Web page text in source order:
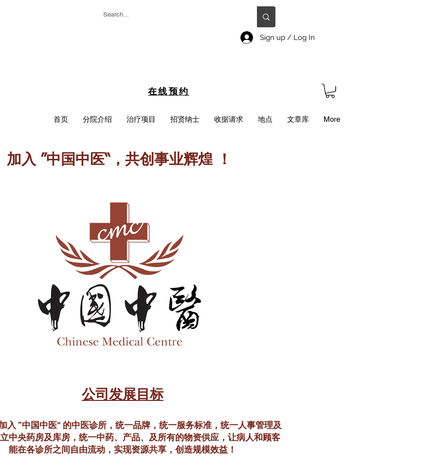
Sign up / Log In
在线预约
首页 分院介绍 治疗项目 招贤纳士 收据请求 地点 文章库 More
加入 ”中国中医“，共创事业辉煌 ！
公司发展目标
入 ”中国中医“ 的中医诊所，统一品牌，统一服务标准，统一人事管理及
中央药房及库房，统一中药、产品、及所有的物资供应，让病人和顾客
能在各诊所之间自由流动，实现资源共享，创造规模效益！